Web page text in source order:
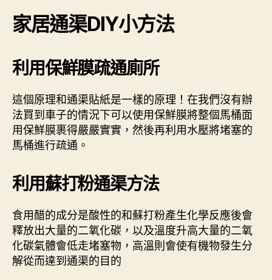
家居通渠DIY小方法
利用保鮮膜疏通廁所
這個原理和通渠貼紙是一樣的原理！在我們沒有辦
法買到車子的情況下可以使用保鮮膜將整個馬桶面
用保鮮膜裹得嚴嚴實實，然後再利用水壓將堵塞的
馬桶進行疏通。
利用蘇打粉通渠方法
食用醋的成分是酸性的和蘇打粉產生化學反應後會
釋放出大量的二氧化碳，以及溫度升高大量的二氧
化碳氣體會低走堵塞物，高溫則會使有機物發生分
解從而達到通渠的目的